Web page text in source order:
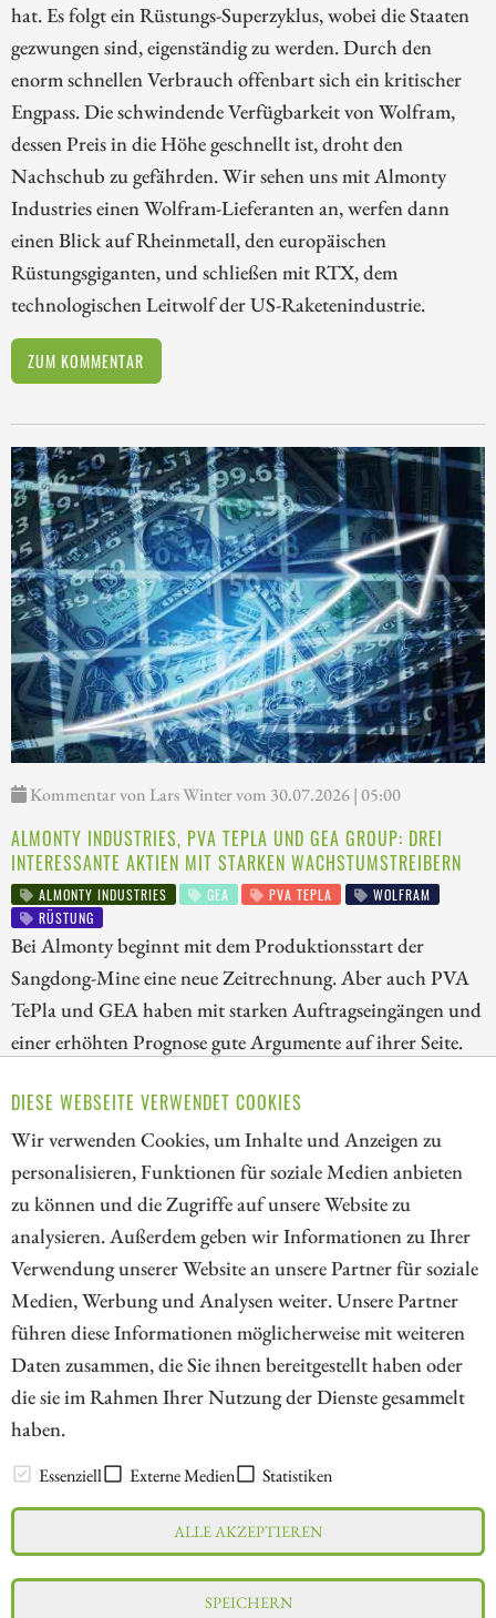
DIESE WEBSEITE VERWENDET COOKIES
Wir verwenden Cookies, um Inhalte und Anzeigen zu
personalisieren, Funktionen für soziale Medien anbieten
zu können und die Zugriffe auf unsere Website zu
analysieren. Außerdem geben wir Informationen zu Ihrer
Verwendung unserer Website an unsere Partner für soziale
Medien, Werbung und Analysen weiter. Unsere Partner
führen diese Informationen möglicherweise mit weiteren
Daten zusammen, die Sie ihnen bereitgestellt haben oder
die sie im Rahmen Ihrer Nutzung der Dienste gesammelt
haben.
Essenziell Externe Medien Statistiken
ALLE AKZEPTIEREN
SPEICHERN
hat. Es folgt ein Rüstungs-Superzyklus, wobei die Staaten
gezwungen sind, eigenständig zu werden. Durch den
enorm schnellen Verbrauch offenbart sich ein kritischer
Engpass. Die schwindende Verfügbarkeit von Wolfram,
dessen Preis in die Höhe geschnellt ist, droht den
Nachschub zu gefährden. Wir sehen uns mit Almonty
Industries einen Wolfram-Lieferanten an, werfen dann
einen Blick auf Rheinmetall, den europäischen
Rüstungsgiganten, und schließen mit RTX, dem
technologischen Leitwolf der US-Raketenindustrie.
ZUM KOMMENTAR
Kommentar von Lars Winter vom 30.07.2026 | 05:00
ALMONTY INDUSTRIES, PVA TEPLA UND GEA GROUP: DREI
INTERESSANTE AKTIEN MIT STARKEN WACHSTUMSTREIBERN
ALMONTY INDUSTRIES GEA PVA TEPLA
WOLFRAM
RÜSTUNG
Bei Almonty beginnt mit dem Produktionsstart der
Sangdong-Mine eine neue Zeitrechnung. Aber auch PVA
TePla und GEA haben mit starken Auftragseingängen und
einer erhöhten Prognose gute Argumente auf ihrer Seite.
Wachstumstreiber und weiteres Kurspotenzial. Wir stellen
die Aktien näher vor.
ZUM KOMMENTAR
// kapitalerhoehungen.de - © 2026 - Die Informationsplattform für
Investoren und Unternehmen rund um Kapitalerhöhung, Kapitalmarkt
und Unternehmensfinanzierung
LEXIKON
Impressum
Datenschutz
Interessenskonflikt & Risikohinweis